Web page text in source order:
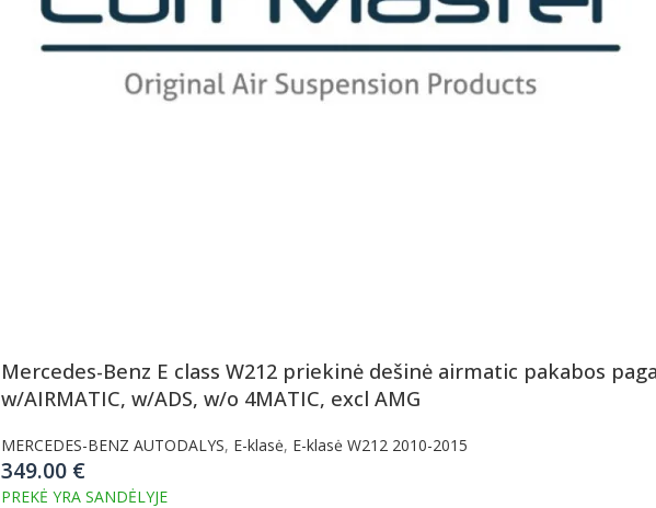
Mercedes-Benz E class W212 priekinė dešinė airmatic pakabos
w/AIRMATIC, w/ADS, w/o 4MATIC, excl AMG
MERCEDES-BENZ AUTODALYS, E-klasė, E-klasė W212 2010-2015
349.00 €
PREKĖ YRA SANDĖLYJE